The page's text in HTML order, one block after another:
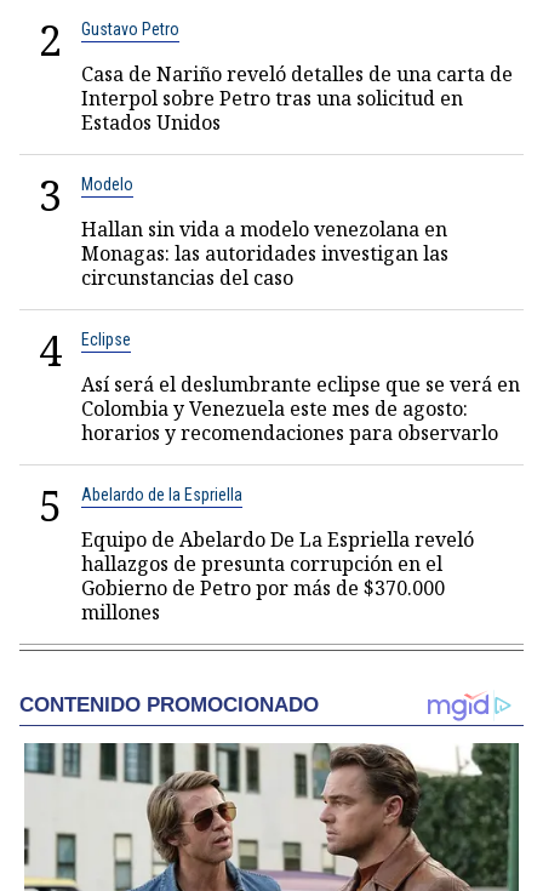
2 Gustavo Petro
Casa de Nariño reveló detalles de una carta de
Interpol sobre Petro tras una solicitud en
Estados Unidos
3 Modelo
Hallan sin vida a modelo venezolana en
Monagas: las autoridades investigan las
circunstancias del caso
4 Eclipse
Así será el deslumbrante eclipse que se verá en
Colombia y Venezuela este mes de agosto:
horarios y recomendaciones para observarlo
5 Abelardo de la Espriella
Equipo de Abelardo De La Espriella reveló
hallazgos de presunta corrupción en el
Gobierno de Petro por más de $370.000
millones